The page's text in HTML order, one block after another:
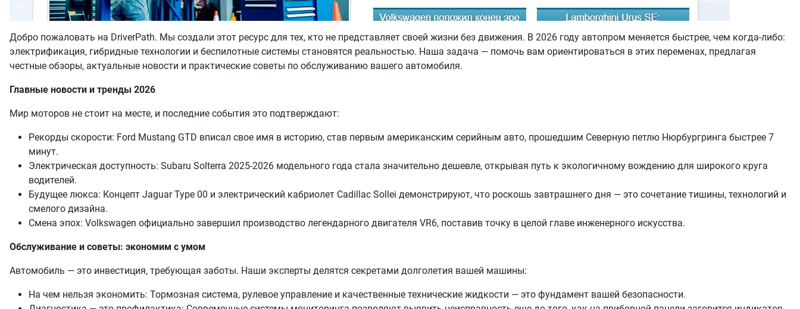
Добро пожаловать на DriverPath. Мы создали этот ресурс для тех, кто не представляет своей жизни без движения. В 2026 году автопром меняется быстрее, чем когда-либо:
электрификация, гибридные технологии и беспилотные системы становятся реальностью. Наша задача — помочь вам ориентироваться в этих переменах, предлагая
честные обзоры, актуальные новости и практические советы по обслуживанию вашего автомобиля.
Главные новости и тренды 2026
Мир моторов не стоит на месте, и последние события это подтверждают:
Рекорды скорости: Ford Mustang GTD вписал свое имя в историю, став первым американским серийным авто, прошедшим Северную петлю Нюрбургринга быстрее 7
минут.
Электрическая доступность: Subaru Solterra 2025-2026 модельного года стала значительно дешевле, открывая путь к экологичному вождению для широкого круга
водителей.
Будущее люкса: Концепт Jaguar Type 00 и электрический кабриолет Cadillac Sollei демонстрируют, что роскошь завтрашнего дня — это сочетание тишины, технологий и
смелого дизайна.
Смена эпох: Volkswagen официально завершил производство легендарного двигателя VR6, поставив точку в целой главе инженерного искусства.
Обслуживание и советы: экономим с умом
Автомобиль — это инвестиция, требующая заботы. Наши эксперты делятся секретами долголетия вашей машины:
На чем нельзя экономить: Тормозная система, рулевое управление и качественные технические жидкости — это фундамент вашей безопасности.